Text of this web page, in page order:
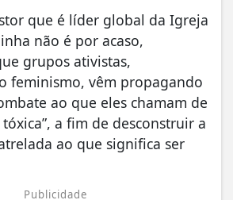
que é líder global da Igreja
não é por acaso,
grupos ativistas,
feminismo, vêm propagando
ao que eles chamam de
a fim de desconstruir a
ao que significa ser
Publicidade